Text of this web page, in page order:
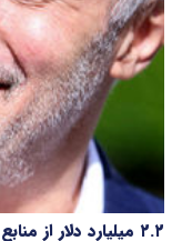
۲.۲ میلیارد دلار